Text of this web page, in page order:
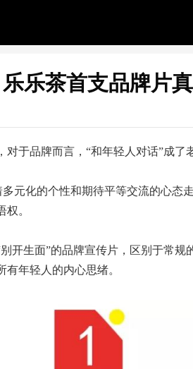
乐茶首支品牌片
于品牌而言，“和年轻人对话”成了
元化的个性和期待平等交流的心态
。
开生面”的品牌宣传片，区别于常
年轻人的内心思绪。